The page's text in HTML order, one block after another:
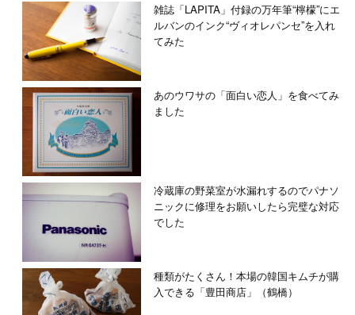
雑誌「LAPITA」付録の万年筆“檸檬”にエ
ルバンのインク“ヴィオレパンセ”を入れ
てみた
あのウワサの「面白い恋人」を食べてみ
ました
冷蔵庫の野菜室が水漏れするのでパナソ
ニックに修理をお願いしたら完璧な対応
でした
種類がたくさん！本場の韓国キムチが購
入できる「豊田商店」（鶴橋）